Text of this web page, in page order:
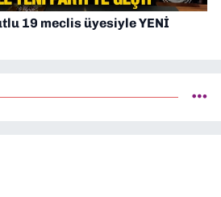
19 meclis üyesiyle YENİ